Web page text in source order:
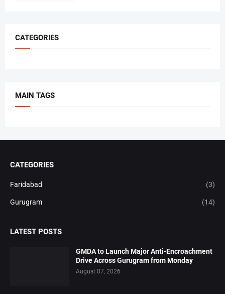
CATEGORIES
MAIN TAGS
CATEGORIES
Faridabad (3)
Gurugram (14)
LATEST POSTS
GMDA to Launch Major Anti-Encroachment
Drive Across Gurugram from Monday
August 07, 2026